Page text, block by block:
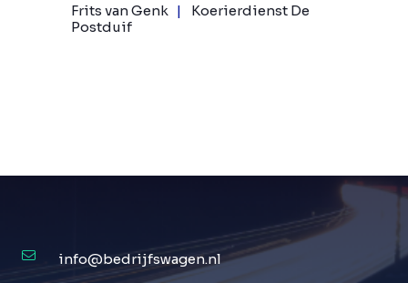
Frits van Genk
Koerierdienst De
Postduif
info@bedrijfswagen.nl